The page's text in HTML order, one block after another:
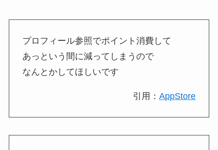
プロフィール参照でポイント消費して
あっという間に減ってしまうので
なんとかしてほしいです
引用：AppStore